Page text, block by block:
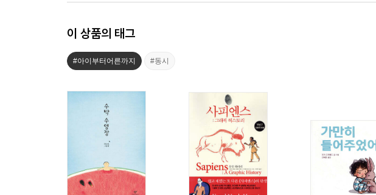
이 상품의 태그
#아이부터어른까지 #동시